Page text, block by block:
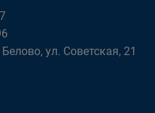
ул. Советская, 21